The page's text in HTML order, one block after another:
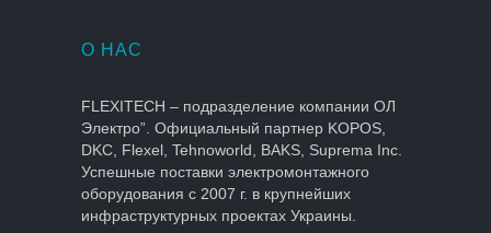
О НАС
FLEXITECH – подразделение компании ОЛ
Электро”. Официальный партнер KOPOS,
DKC, Flexel, Tehnoworld, BAKS, Suprema Inc.
Успешные поставки электромонтажного
оборудования с 2007 г. в крупнейших
инфраструктурных проектах Украины.